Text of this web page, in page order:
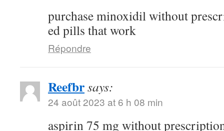
purchase minoxidil without
ed pills that work
Répondre
Reefbrsays:
24 août 2023 at 6 h 08 min
aspirin 75 mg without